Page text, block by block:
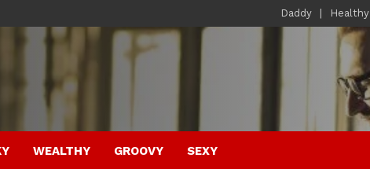
Daddy Healthy
WEALTHY GROOVY SEXY